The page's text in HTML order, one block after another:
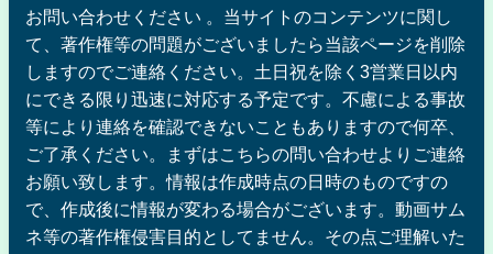
お問い合わせください 。当サイトのコンテンツに関し
て、著作権等の問題がございましたら当該ページを削除
しますのでご連絡ください。土日祝を除く3営業日以内
にできる限り迅速に対応する予定です。不慮による事故
等により連絡を確認できないこともありますので何卒、
ご了承ください。まずはこちらの問い合わせよりご連絡
お願い致します。情報は作成時点の日時のものですの
で、作成後に情報が変わる場合がございます。動画サム
ネ等の著作権侵害目的としてません。その点ご理解いた